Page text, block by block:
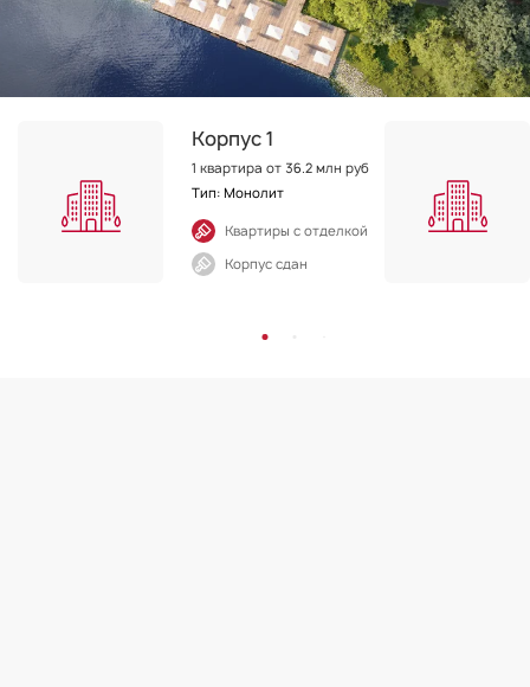
Корпус 1
1 квартира от 36.2 млн руб
Тип: Монолит
Квартиры с отделкой
Корпус сдан